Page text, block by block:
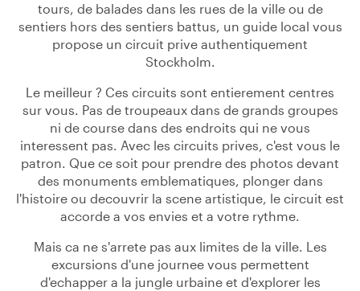
tours, de balades dans les rues de la ville ou de
sentiers hors des sentiers battus, un guide local vous
propose un circuit prive authentiquement
Stockholm.
Le meilleur ? Ces circuits sont entierement centres
sur vous. Pas de troupeaux dans de grands groupes
ni de course dans des endroits qui ne vous
interessent pas. Avec les circuits prives, c'est vous le
patron. Que ce soit pour prendre des photos devant
des monuments emblematiques, plonger dans
l'histoire ou decouvrir la scene artistique, le circuit est
accorde a vos envies et a votre rythme.
Mais ca ne s'arrete pas aux limites de la ville. Les
excursions d'une journee vous permettent
d'echapper a la jungle urbaine et d'explorer les